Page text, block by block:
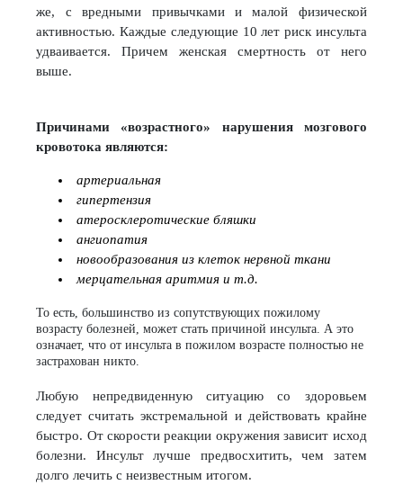
же, с вредными привычками и малой физической
активностью. Каждые следующие 10 лет риск инсульта
удваивается. Причем женская смертность от него
выше.
Причинами «возрастного» нарушения мозгового
кровотока являются:
артериальная
гипертензия
атеросклеротические бляшки
ангиопатия
новообразования из клеток нервной ткани
мерцательная аритмия и т.д.
То есть, большинство из сопутствующих пожилому
возрасту болезней, может стать причиной инсульта. А это
означает, что от инсульта в пожилом возрасте полностью не
застрахован никто.
Любую непредвиденную ситуацию со здоровьем
следует считать экстремальной и действовать крайне
быстро. От скорости реакции окружения зависит исход
болезни. Инсульт лучше предвосхитить, чем затем
долго лечить с неизвестным итогом.